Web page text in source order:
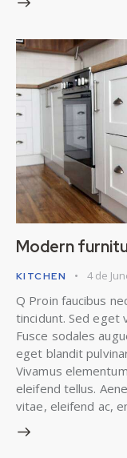
Modern
KITCHEN 4 de
Q Proin faucibus
tincidunt. Sed eget
Fusce sodales
eget blandit
Vivamus
eleifend tellus.
vitae, eleifend ac,